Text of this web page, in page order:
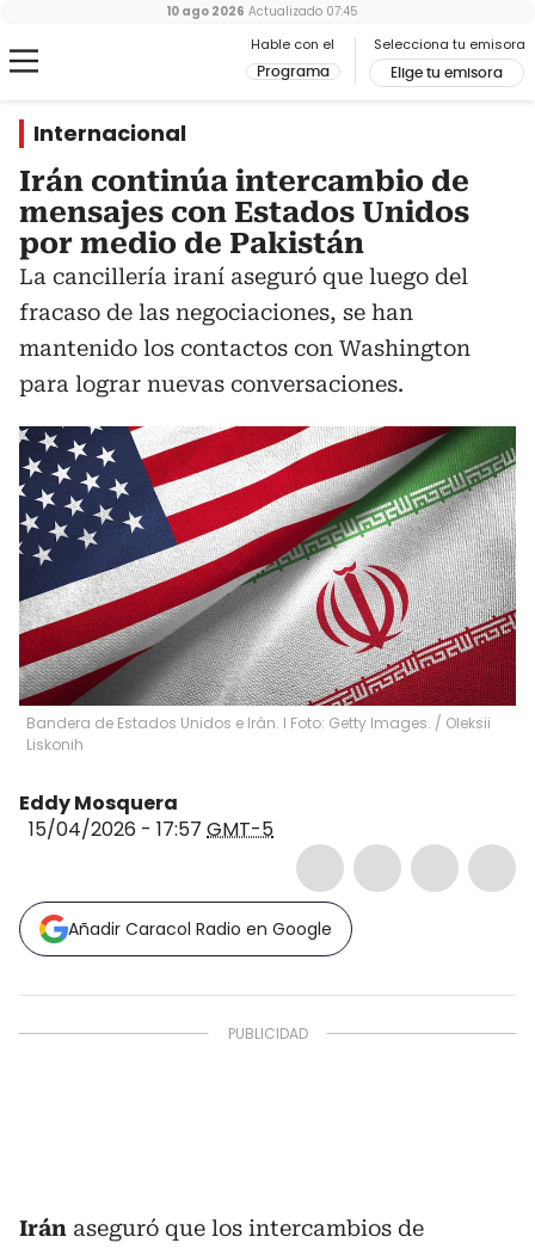
Hable con el
Programa
Selecciona tu emisora
Elige tu emisora
10 ago 2026 Actualizado 07:45
Internacional
Irán continúa intercambio de
mensajes con Estados Unidos
por medio de Pakistán
La cancillería iraní aseguró que luego del
fracaso de las negociaciones, se han
mantenido los contactos con Washington
para lograr nuevas conversaciones.
Bandera de Estados Unidos e Irán. I Foto: Getty Images. / Oleksii
Liskonih
Eddy Mosquera
15/04/2026 - 17:57 GMT-5
Añadir Caracol Radio en Google
Irán aseguró que los intercambios de